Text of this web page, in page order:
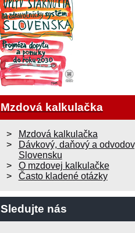
Mzdová kalkulačka
Mzdová kalkulačka
Dávkový, daňový a
Slovensku
O mzdovej kalkulačke
Často kladené otázky
Sledujte nás